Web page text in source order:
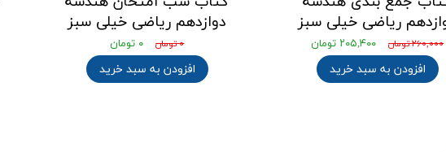
ریاضی خیلی سبز
۲۶۰,۰۰۰ تومان ۲۰۵,۴۰۰ تومان
افزودن به سبد خرید
دوازدهم ریاضی خیلی سبز
۰ تومان ۰ تومان
افزودن به سبد خرید